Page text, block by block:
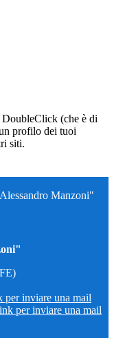
DoubleClick (che è di
profilo dei tuoi
siti.
Manzoni"
per inviare una mail
per inviare una mail